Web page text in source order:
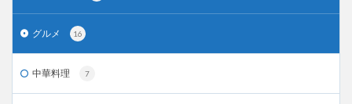
グルメ 16
中華料理 7